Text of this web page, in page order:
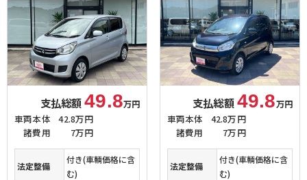
支払総額49.8万円
車両本体
42.8万円
諸費用
7万円
法定整備
付き(車輌価格に含
む)
支払総額49.8万円
車両本体
42.8万円
諸費用
7万円
法定整備
付き(車輌価格に含
む)